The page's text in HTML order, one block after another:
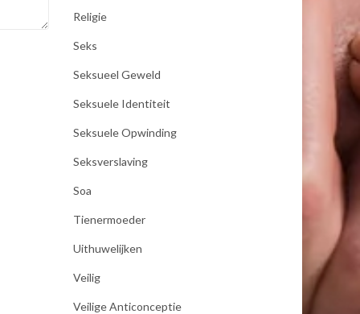
Religie
Seks
Seksueel Geweld
Seksuele Identiteit
Seksuele Opwinding
Seksverslaving
Soa
Tienermoeder
Uithuwelijken
Veilig
Veilige Anticonceptie